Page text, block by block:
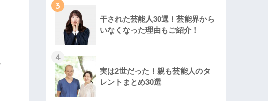
3
干された芸能人30選！芸能界から
いなくなった理由もご紹介！
4
実は2世だった！親も芸能人のタ
レントまとめ30選